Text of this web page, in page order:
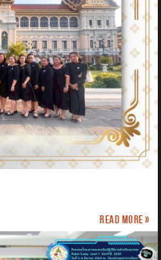
Read more »